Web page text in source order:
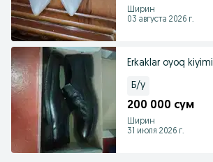
Ширин
03 августа 2026 г.
Erkaklar oyoq kiyimi
Б/у
200 000 сум
Ширин
31 июля 2026 г.